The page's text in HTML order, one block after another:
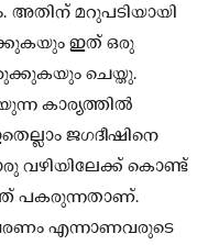
അതിന് മറുപടിയായി
ഇത് ഒരു
ചെയ്തു.
കാര്യത്തിൽ
ജഗദീഷിനെ
വഴിയിലേക്ക് കൊണ്ട്
പകരുന്നതാണ്.
എന്നാണവരുടെ